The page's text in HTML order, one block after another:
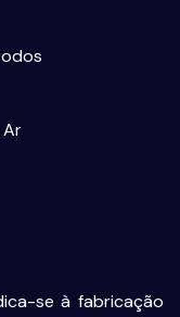
se à fabricação